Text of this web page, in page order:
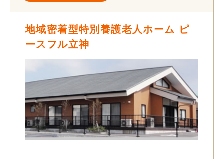
地域密着型特別養護老人ホーム ピ
ースフル立神